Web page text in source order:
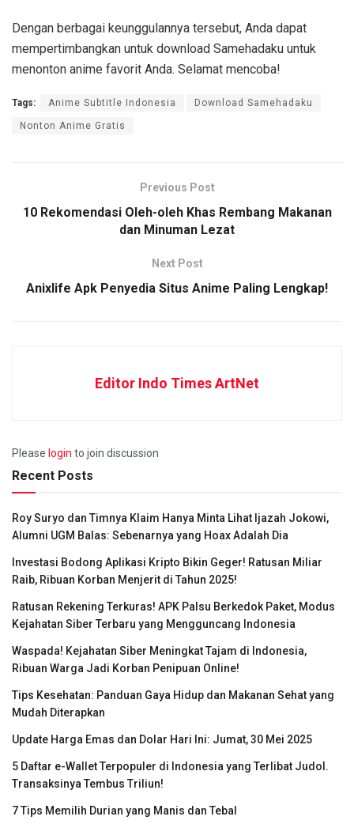
Dengan berbagai keunggulannya tersebut, Anda dapat
mempertimbangkan untuk download Samehadaku untuk
menonton anime favorit Anda. Selamat mencoba!
Tags: Anime Subtitle Indonesia Download Samehadaku
Nonton Anime Gratis
Previous Post
10 Rekomendasi Oleh-oleh Khas Rembang Makanan
dan Minuman Lezat
Next Post
Anixlife Apk Penyedia Situs Anime Paling Lengkap!
Editor Indo Times ArtNet
Please login to join discussion
Recent Posts
Roy Suryo dan Timnya Klaim Hanya Minta Lihat Ijazah Jokowi,
Alumni UGM Balas: Sebenarnya yang Hoax Adalah Dia
Investasi Bodong Aplikasi Kripto Bikin Geger! Ratusan Miliar
Raib, Ribuan Korban Menjerit di Tahun 2025!
Ratusan Rekening Terkuras! APK Palsu Berkedok Paket, Modus
Kejahatan Siber Terbaru yang Mengguncang Indonesia
Waspada! Kejahatan Siber Meningkat Tajam di Indonesia,
Ribuan Warga Jadi Korban Penipuan Online!
Tips Kesehatan: Panduan Gaya Hidup dan Makanan Sehat yang
Mudah Diterapkan
Update Harga Emas dan Dolar Hari Ini: Jumat, 30 Mei 2025
5 Daftar e-Wallet Terpopuler di Indonesia yang Terlibat Judol.
Transaksinya Tembus Triliun!
7 Tips Memilih Durian yang Manis dan Tebal